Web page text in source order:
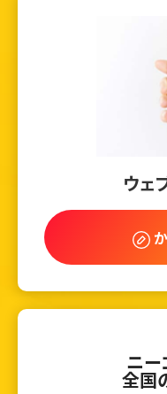
ウェ
ニー
全国